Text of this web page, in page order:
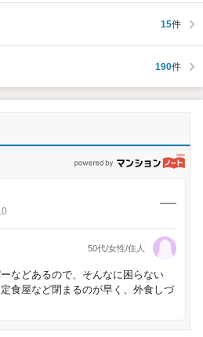
15件
190件
50代/女性/住人
などあるので、そんなに困らない
食屋など閉まるのが早く、外食しづ